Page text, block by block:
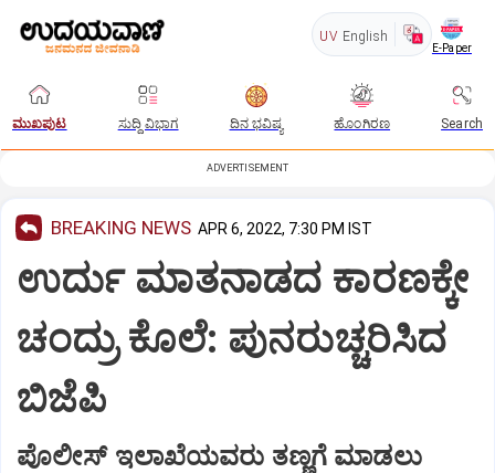
UV English
E-Paper
ಮುಖಪುಟ ಸುದ್ದಿ ವಿಭಾಗ ದಿನ ಭವಿಷ್ಯ ಹೊಂಗಿರಣ Search
ADVERTISEMENT
BREAKING NEWS APR 6, 2022, 7:30 PM IST
ಉರ್ದು ಮಾತನಾಡದ ಕಾರಣಕ್ಕೇ
ಚಂದ್ರು ಕೊಲೆ: ಪುನರುಚ್ಚರಿಸಿದ
ಬಿಜೆಪಿ
ಪೊಲೀಸ್ ಇಲಾಖೆಯವರು ತಣ್ಣಗೆ ಮಾಡಲು